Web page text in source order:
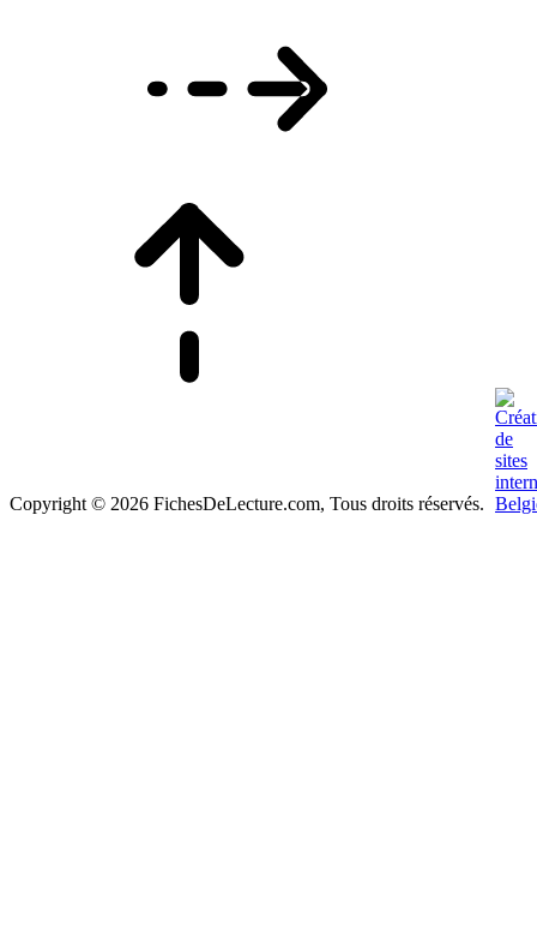
Copyright © 2026 FichesDeLecture.com, Tous droits réservés.